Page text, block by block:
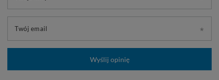
Twój email
Wyślij opinię